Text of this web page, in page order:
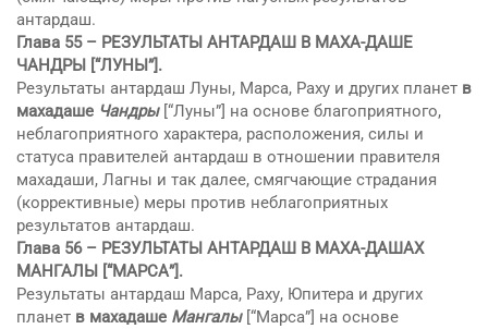
антардаш.
Глава 55 – РЕЗУЛЬТАТЫ АНТАРДАШ В МАХА-ДАШЕ
ЧАНДРЫ
[“ЛУНЫ”].
Результаты антардаш Луны, Марса, Раху и других планет в
махадаше Чандры[“Луны”] на основе благоприятного,
неблагоприятного характера, расположения, силы и
статуса правителей антардаш в отношении правителя
махадаши, Лагны и так далее, смягчающие страдания
(коррективные) меры против неблагоприятных
результатов антардаш.
Глава 56 – РЕЗУЛЬТАТЫ АНТАРДАШ В МАХА-ДАШАХ
МАНГАЛЫ
[“МАРСА”].
Результаты антардаш Марса, Раху, Юпитера и других
планет в махадаше Мангалы[“Марса”] на основе